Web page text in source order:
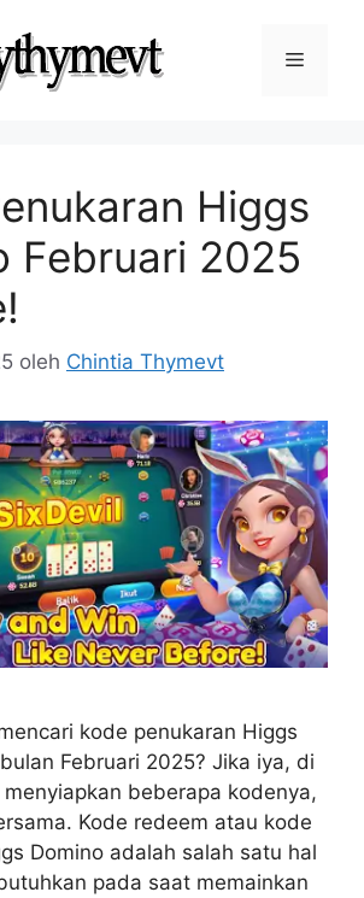
Menu
Higgs
Februari 2025
oleh Chintia Thymevt
kode penukaran Higgs
Februari 2025? Jika iya, di
beberapa kodenya,
Kode redeem atau kode
Domino adalah salah satu hal
pada saat memainkan